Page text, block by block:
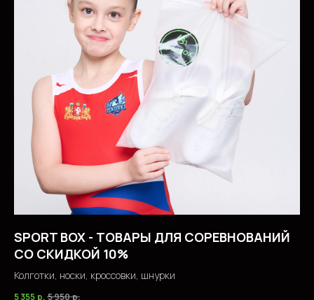
SPORT BOX - ТОВАРЫ ДЛЯ СОРЕВНОВАНИЙ
СО СКИДКОЙ 10%
Колготки, носки, кроссовки, шнурки
5 355 р. 5 950р.